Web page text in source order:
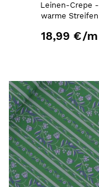
Leinen-Crepe -
warme Streifen
18,99 €/m